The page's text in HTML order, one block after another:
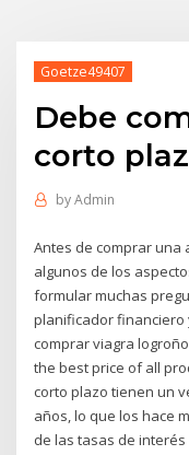
Goetze49407
Debe
corto
byAdmin
Antes de comprar una
algunos de los
formular muchas
planificador
comprar viagra
the best price of all
corto plazo tienen un
años, lo que los hace
de las tasas de